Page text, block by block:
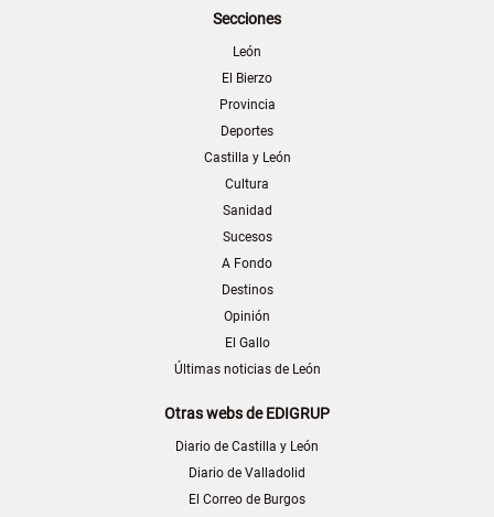
Secciones
León
El Bierzo
Provincia
Deportes
Castilla y León
Cultura
Sanidad
Sucesos
A Fondo
Destinos
Opinión
El Gallo
Últimas noticias de León
Otras webs de EDIGRUP
Diario de Castilla y León
Diario de Valladolid
El Correo de Burgos